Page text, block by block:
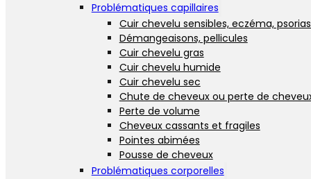
Problématiques capillaires
Cuir chevelu sensibles, eczéma,
Démangeaisons, pellicules
Cuir chevelu gras
Cuir chevelu humide
Cuir chevelu sec
Chute de cheveux ou perte de
Perte de volume
Cheveux cassants et fragiles
Pointes abimées
Pousse de cheveux
Problématiques corporelles